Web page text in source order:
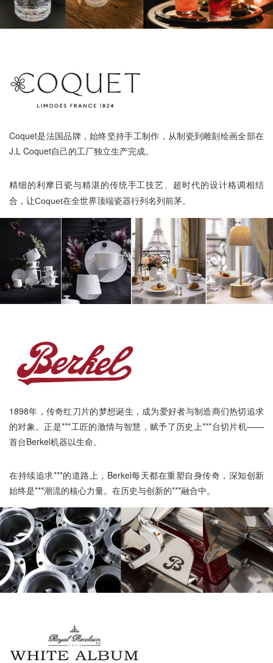
Coquet是法国品牌，始终坚持手工制作，从制瓷到雕刻绘画全部在
J.L Coquet自己的工厂独立生产完成。
精细的利摩日瓷与精湛的传统手工技艺、超时代的设计格调相结
合，让Coquet在全世界顶端瓷器行列名列前茅。
1898年，传奇红刀片的梦想诞生，成为爱好者与制造商们热切追求
的对象。正是***工匠的激情与智慧，赋予了历史上***台切片机——
首台Berkel机器以生命。
在持续追求***的道路上，Berkel每天都在重塑自身传奇，深知创新
始终是***潮流的核心力量。在历史与创新的***融合中。